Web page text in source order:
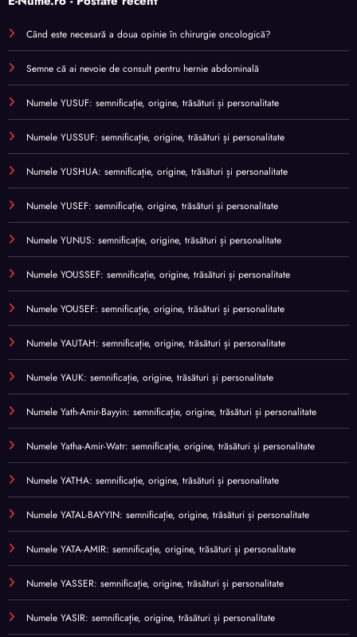
Când este necesară a doua opinie în chirurgie oncologică?
Semne că ai nevoie de consult pentru hernie abdominală
Numele YUSUF: semnificație, origine, trăsături și personalitate
Numele YUSSUF: semnificație, origine, trăsături și personalitate
Numele YUSHUA: semnificație, origine, trăsături și personalitate
Numele YUSEF: semnificație, origine, trăsături și personalitate
Numele YUNUS: semnificație, origine, trăsături și personalitate
Numele YOUSSEF: semnificație, origine, trăsături și personalitate
Numele YOUSEF: semnificație, origine, trăsături și personalitate
Numele YAUTAH: semnificație, origine, trăsături și personalitate
Numele YAUK: semnificație, origine, trăsături și personalitate
Numele Yath-Amir-Bayyin: semnificație, origine, trăsături și personalitate
Numele Yatha-Amir-Watr: semnificație, origine, trăsături și personalitate
Numele YATHA: semnificație, origine, trăsături și personalitate
Numele YATAL-BAYYIN: semnificație, origine, trăsături și personalitate
Numele YATA-AMIR: semnificație, origine, trăsături și personalitate
Numele YASSER: semnificație, origine, trăsături și personalitate
Numele YASIR: semnificație, origine, trăsături și personalitate